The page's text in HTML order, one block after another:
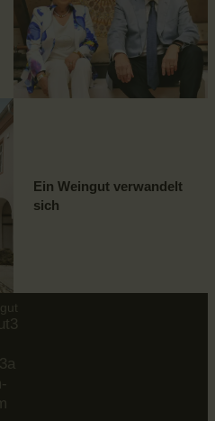
Ein Weingut verwandelt
sich